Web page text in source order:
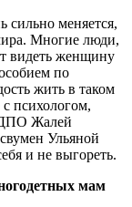
сильно меняется,
Многие люди,
видеть женщину
по
жить в таком
психологом,
Жалей
Ульяной
и не выгореть.
мам